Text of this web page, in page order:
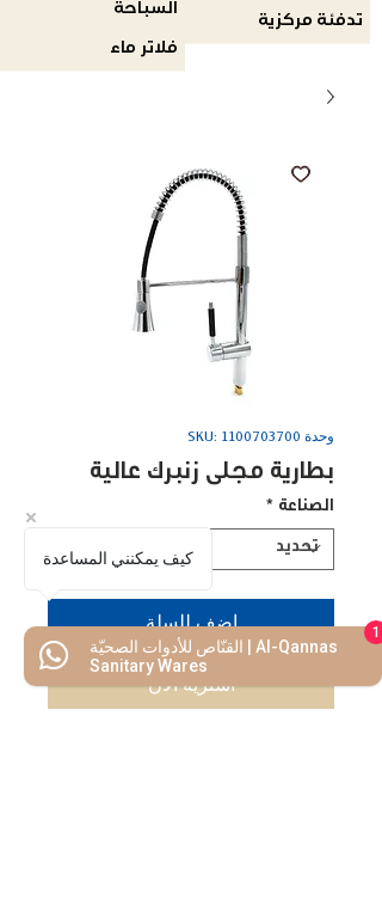
السباحة
فلاتر ماء
تدفئة مركزية
وحدة SKU: 1100703700
بطارية مجلى زنبرك عالية
الصناعة *
اضف للسلة
اشتريه الأن
كيف يمكنني المساعدة
القنّاص للأدوات الصحيّة | Al-Qannas
Sanitary Wares
1